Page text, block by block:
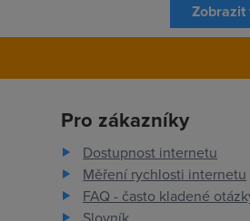
Zobrazit
Pro zákazníky
Dostupnost internetu
Měření rychlosti internetu
FAQ - často kladené